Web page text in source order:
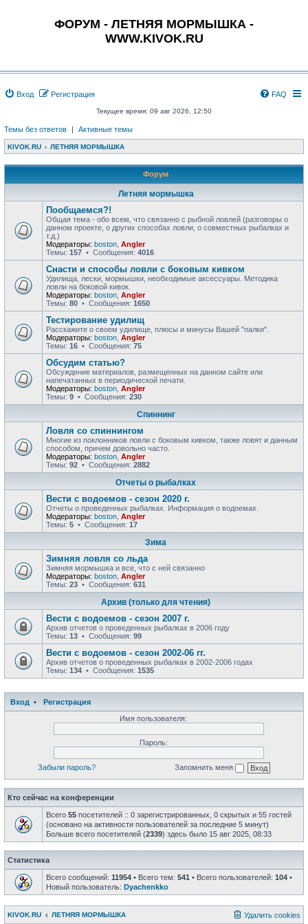
ФОРУМ - ЛЕТНЯЯ МОРМЫШКА -
WWW.KIVOK.RU
Вход Регистрация FAQ
Текущее время: 09 авг 2026, 12:50
Темы без ответов | Активные темы
KIVOK.RU ЛЕТНЯЯ МОРМЫШКА
Форум
Летняя мормышка
Пообщаемся?!
Общая тема - обо всем, что связанно с рыбной ловлей (разговоры о
данном проекте, о других способах ловли, о совместных рыбалках и
т.д.)
Модераторы: boston Angler
Темы: 157 • Сообщения: 4016
Снасти и способы ловли с боковым кивком
Удилища, лески, мормышки, необходимые аксессуары. Методика
ловли на боковой кивок.
Модераторы: boston Angler
Темы: 80 • Сообщения: 1650
Тестирование удилищ
Расскажите о своем удилище, плюсы и минусы Вашей "палки".
Модераторы: boston Angler
Темы: 16 • Сообщения: 75
Обсудим статью?
Обсуждение материалов, размещенных на данном сайте или
напечатанных в периодической печати.
Модераторы: boston Angler
Темы: 9 • Сообщения: 230
Спиннинг
Ловля со спиннингом
Многие из поклонников ловли с боковым кивком, также ловят и данным
способом, причем довольно часто.
Модераторы: boston Angler
Темы: 92 • Сообщения: 2882
Отчеты о рыбалках
Вести с водоемов - сезон 2020 г.
Отчеты о проведенных рыбалках. Информация о водоемах.
Модераторы: boston Angler
Темы: 5 • Сообщения: 17
Зима
Зимняя ловля со льда
Зимняя мормышка и все, что с ней связанно
Модераторы: boston Angler
Темы: 23 • Сообщения: 631
Архив (только для чтения)
Вести с водоемов - сезон 2007 г.
Архив отчетов о проведенных рыбалках в 2006 году
Темы: 13 • Сообщения: 99
Вести с водоемов - сезон 2002-06 гг.
Архив отчетов о проведенных рыбалках в 2002-2006 годах
Темы: 134 • Сообщения: 1535
Вход •
Регистрация
Имя пользователя:
Пароль:
Забыли пароль? Запомнить меня
Кто сейчас на конференции
Всего 55 посетителей :: 0 зарегистрированных, 0 скрытых и 55 гостей
(основано на активности пользователей за последние 5 минут)
Больше всего посетителей (2339) здесь было 15 авг 2025, 08:33
Статистика
Всего сообщений: 11954 • Всего тем: 541 • Всего пользователей: 104 •
Новый пользователь: Dyachenkko
KIVOK.RU ЛЕТНЯЯ МОРМЫШКА Удалить cookies